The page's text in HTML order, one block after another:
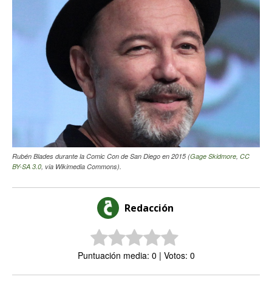
Rubén Blades durante la Comic Con de San Diego en 2015 (Gage Skidmore, CC
BY-SA 3.0, via Wikimedia Commons).
Redacción
Puntuación media: 0 | Votos: 0